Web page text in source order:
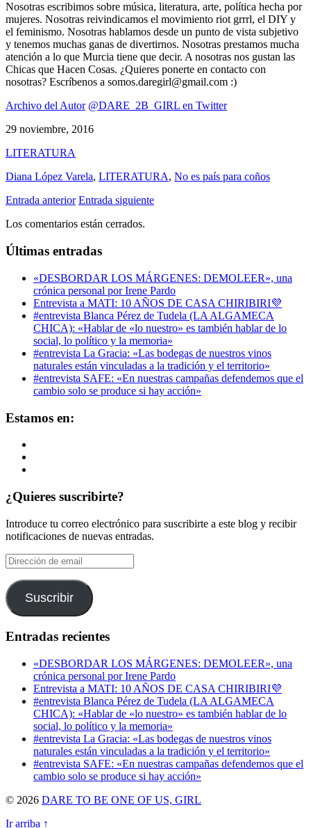
Nosotras escribimos sobre música, literatura, arte, política hecha por
mujeres. Nosotras reivindicamos el movimiento riot grrrl, el DIY y
el feminismo. Nosotras hablamos desde un punto de vista subjetivo
y tenemos muchas ganas de divertirnos. Nosotras prestamos mucha
atención a lo que Murcia tiene que decir. A nosotras nos gustan las
Chicas que Hacen Cosas. ¿Quieres ponerte en contacto con
nosotras? Escríbenos a somos.daregirl@gmail.com :)
Archivo del Autor @DARE_2B_GIRL en Twitter
29 noviembre, 2016
LITERATURA
Diana López Varela, LITERATURA, No es país para coños
Entrada anterior Entrada siguiente
Los comentarios están cerrados.
Últimas entradas
«DESBORDAR LOS MÁRGENES: DEMOLEER», una
crónica personal por Irene Pardo
Entrevista a MATI: 10 AÑOS DE CASA CHIRIBIRI💜
#entrevista Blanca Pérez de Tudela (LA ALGAMECA
CHICA): «Hablar de «lo nuestro» es también hablar de lo
social, lo político y la memoria»
#entrevista La Gracia: «Las bodegas de nuestros vinos
naturales están vinculadas a la tradición y el territorio»
#entrevista SAFE: «En nuestras campañas defendemos que el
cambio solo se produce si hay acción»
Estamos en:
en
DARE_2B_GIRL
Twitter
de
Instagram
¿Quieres suscribirte?
Introduce tu correo electrónico para suscribirte a este blog y recibir
notificaciones de nuevas entradas.
Dirección
de
email
Suscribir
Entradas recientes
«DESBORDAR LOS MÁRGENES: DEMOLEER», una
crónica personal por Irene Pardo
Entrevista a MATI: 10 AÑOS DE CASA CHIRIBIRI💜
#entrevista Blanca Pérez de Tudela (LA ALGAMECA
CHICA): «Hablar de «lo nuestro» es también hablar de lo
social, lo político y la memoria»
#entrevista La Gracia: «Las bodegas de nuestros vinos
naturales están vinculadas a la tradición y el territorio»
#entrevista SAFE: «En nuestras campañas defendemos que el
cambio solo se produce si hay acción»
© 2026 DARE TO BE ONE OF US, GIRL
Ir arriba ↑